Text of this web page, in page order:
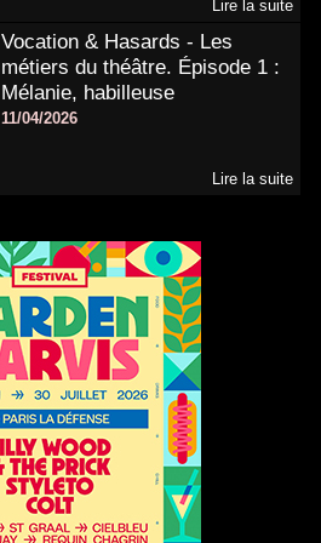
Lire la suite
Vocation & Hasards - Les
métiers du théâtre. Épisode 1 :
Mélanie, habilleuse
11/04/2026
Lire la suite